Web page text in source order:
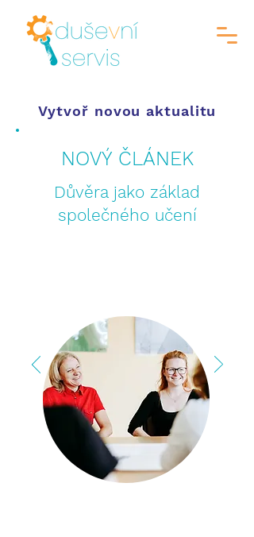
Vytvoř novou aktualitu
NOVÝ ČLÁNEK
Důvěra jako základ
společného učení